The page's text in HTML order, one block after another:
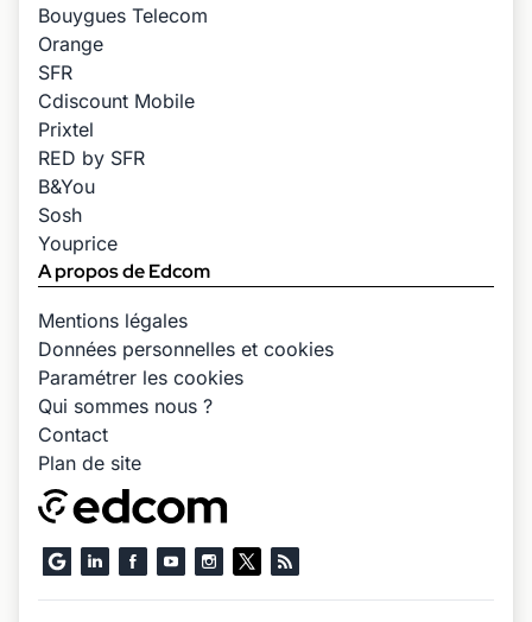
Bouygues Telecom
Orange
SFR
Cdiscount Mobile
Prixtel
RED by SFR
B&You
Sosh
Youprice
A propos de Edcom
Mentions légales
Données personnelles et cookies
Paramétrer les cookies
Qui sommes nous ?
Contact
Plan de site